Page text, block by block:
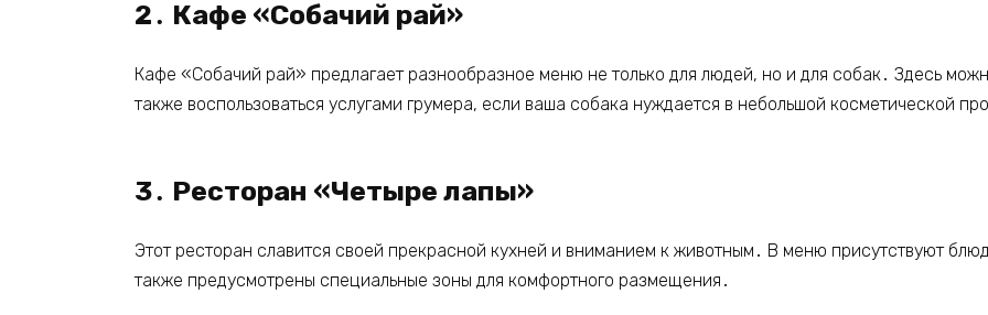
2․ Кафе «Собачий рай»
Кафе «Собачий рай» предлагает разнообразное меню не только для людей, но и для собак․ Здесь
также воспользоваться услугами грумера, если ваша собака нуждается в небольшой косметической
3․ Ресторан «Четыре лапы»
Этот ресторан славится своей прекрасной кухней и вниманием к животным․ В меню присутствуют
также предусмотрены специальные зоны для комфортного размещения․